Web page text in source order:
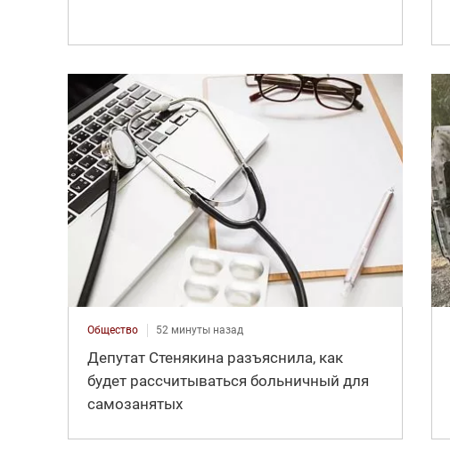
Общество 52 минуты назад
Депутат Стенякина разъяснила, как
будет рассчитываться больничный для
самозанятых